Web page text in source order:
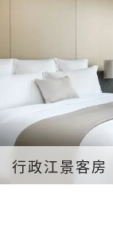
行政江景客房